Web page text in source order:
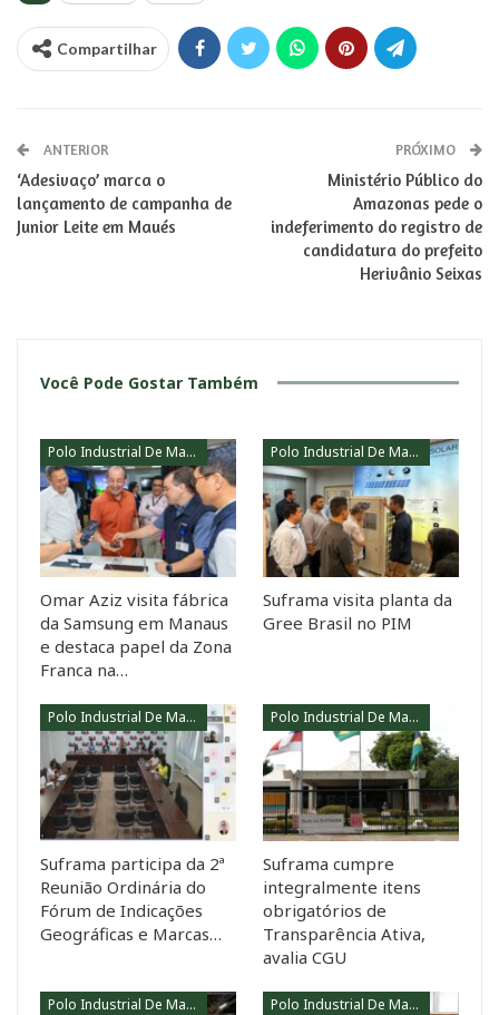
Compartilhar
ANTERIOR
‘Adesivaço’ marca o
lançamento de campanha de
Junior Leite em Maués
PRÓXIMO
Ministério Público do
Amazonas pede o
indeferimento do registro de
candidatura do prefeito
Herivânio Seixas
Você Pode Gostar Também
Polo Industrial De Manaus
Omar Aziz visita fábrica
da Samsung em Manaus
e destaca papel da Zona
Franca na…
Polo Industrial De Manaus
Suframa visita planta da
Gree Brasil no PIM
Polo Industrial De Manaus
Suframa participa da 2ª
Reunião Ordinária do
Fórum de Indicações
Geográficas e Marcas…
Polo Industrial De Manaus
Suframa cumpre
integralmente itens
obrigatórios de
Transparência Ativa,
avalia CGU
Polo Industrial De Manaus Polo Industrial De Manaus